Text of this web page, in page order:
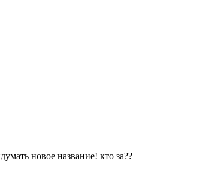
новое название! кто за??